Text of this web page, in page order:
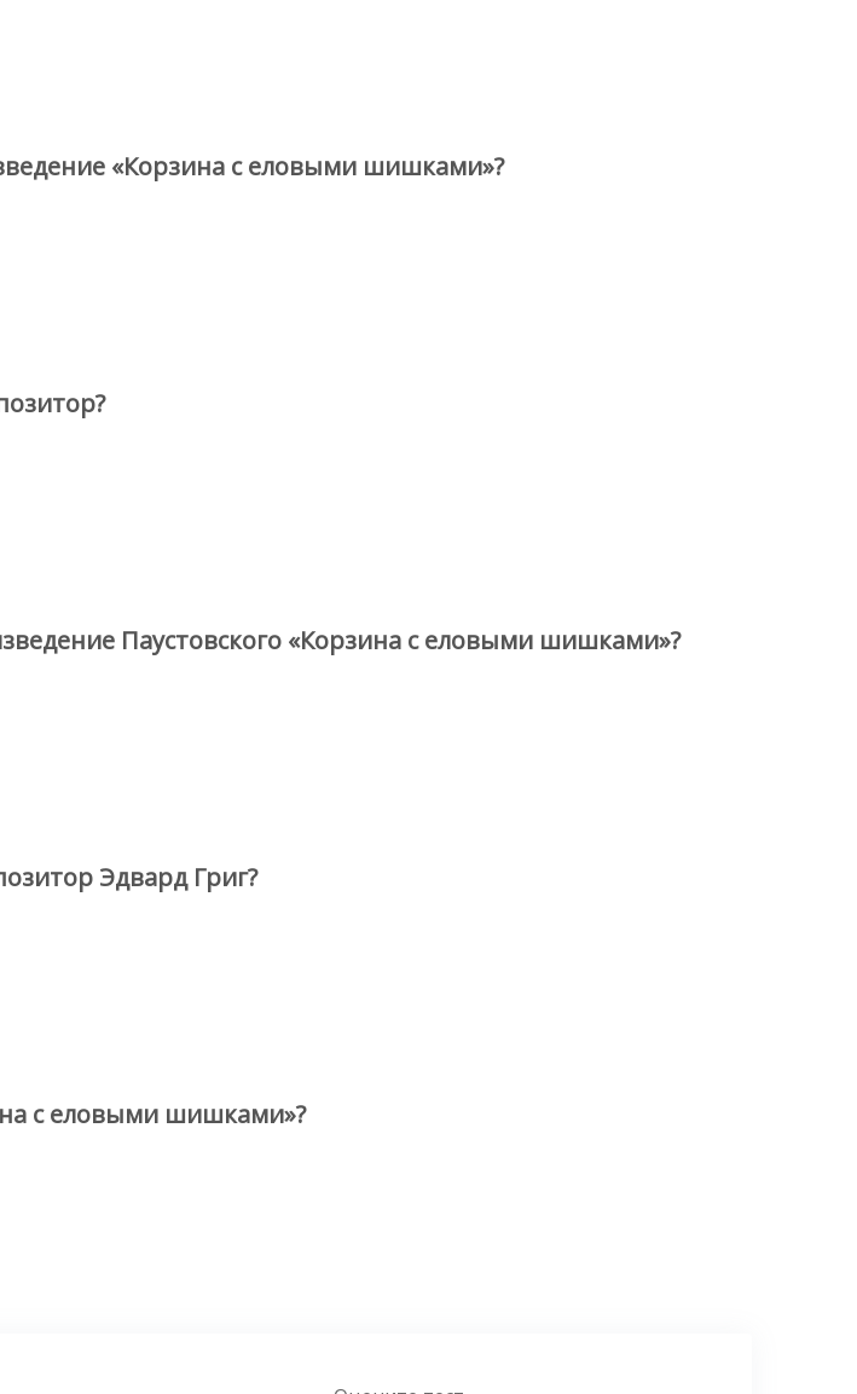
«Корзина с еловыми шишками»?
Паустовского «Корзина с еловыми шишками»?
Эдвард Григ?
с еловыми шишками»?